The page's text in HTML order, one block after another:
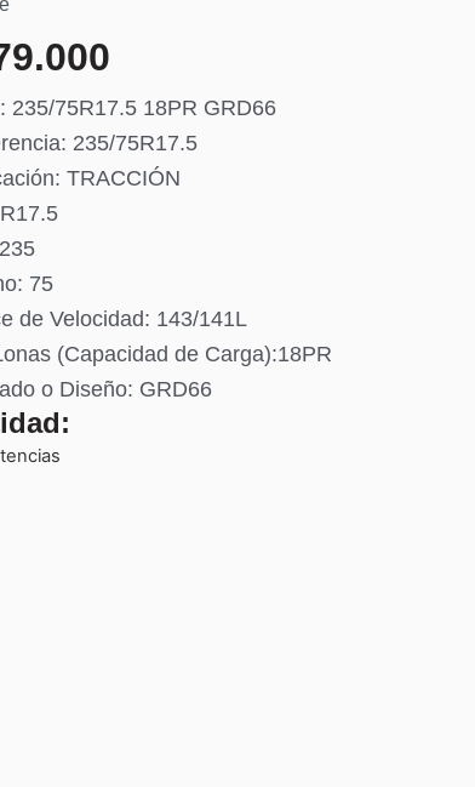
235/75R17.5 18PR GRD66
235/75R17.5
TRACCIÓN
75
de Velocidad: 143/141L
(Capacidad de Carga):18PR
o Diseño: GRD66